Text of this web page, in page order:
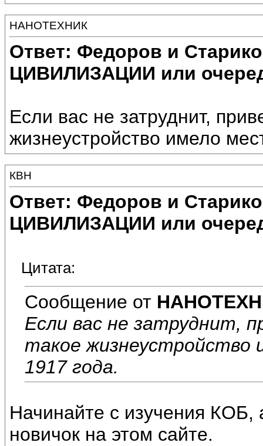
НАНОТЕХНИК
Ответ: Федоров и
ЦИВИЛИЗАЦИИ или
Если вас не затруднит,
жизнеустройство имело
КВН
Ответ: Федоров и
ЦИВИЛИЗАЦИИ или
Цитата:
Сообщение от
Если вас не затруднит,
такое жизнеустройство
1917 года.
Начинайте с изучения
новичок на этом сайте.